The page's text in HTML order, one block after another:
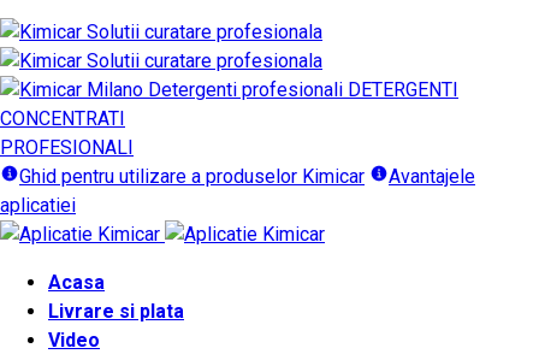
DETERGENTI
CONCENTRATI
PROFESIONALI
Ghid pentru utilizare a produselor Kimicar
Avantajele
aplicatiei
Acasa
Livrare si plata
Video